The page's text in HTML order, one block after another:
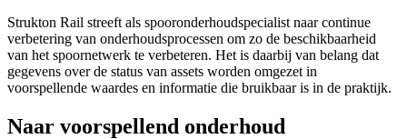
Strukton Rail streeft als spooronderhoudspecialist naar continue
verbetering van onderhoudsprocessen om zo de beschikbaarheid
van het spoornetwerk te verbeteren. Het is daarbij van belang dat
gegevens over de status van assets worden omgezet in
voorspellende waardes en informatie die bruikbaar is in de praktijk.
Naar voorspellend onderhoud